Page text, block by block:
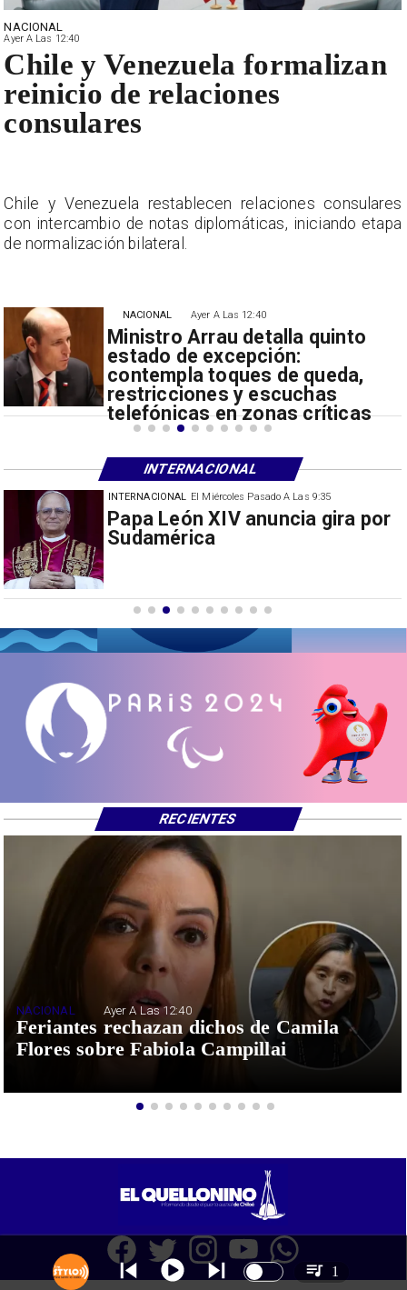
El Miércoles Pasado A Las 9:35
China restringe exportación de
drones a EEUU y sanciona
INTERNACIONAL
Ayer A Las 12:40
Ministro Arrau detalla quinto
estado de excepción:
contempla toques de queda,
restricciones y escuchas
telefónicas en zonas críticas
NACIONAL
NACIONAL
Ayer A Las 12:40
Chile y Venezuela formalizan
reinicio de relaciones
consulares
Chile y Venezuela restablecen relaciones consulares
con intercambio de notas diplomáticas, iniciando etapa
de normalización bilateral.
INTERNACIONAL
Feriantes rechazan dichos de Camila
Flores sobre Fabiola Campillai
NACIONAL Ayer A Las 12:40
RECIENTES
1